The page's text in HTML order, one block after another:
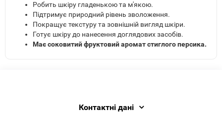
Робить шкіру гладенькою та м'якою.
Підтримує природний рівень зволоження.
Покращує текстуру та зовнішній вигляд шкіри.
Готує шкіру до нанесення доглядових засобів.
Має соковитий фруктовий аромат стиглого персика.
Контактні дані